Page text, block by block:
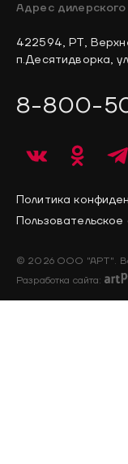
Адрес
422594, РТ,
п.Десятидворка,
8-800-
© 2026 ООО "АРТ".
Политика
Разработка сайта: